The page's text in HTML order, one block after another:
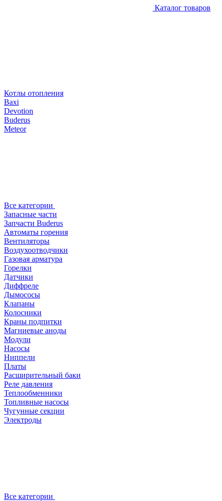
Каталог товаров
Котлы отопления
Baxi
Devotion
Buderus
Meteor
Все категории
Запасные части
Запчасти Buderus
Автоматы горения
Вентиляторы
Воздухоотводчики
Газовая арматура
Горелки
Датчики
Диффреле
Дымососы
Клапаны
Колосники
Краны подпитки
Магниевые аноды
Модули
Насосы
Ниппели
Платы
Расширительный баки
Реле давления
Теплообменники
Топливные насосы
Чугунные секции
Электроды
Все категории